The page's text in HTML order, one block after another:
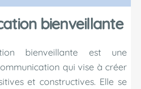
bienveillante
bienveillante est une
qui vise à créer
et constructives. Elle se